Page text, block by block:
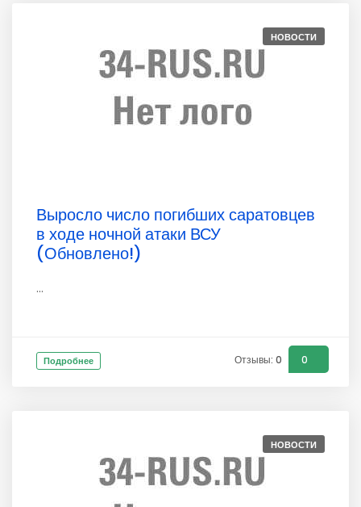
НОВОСТИ
Выросло число погибших саратовцев
в ходе ночной атаки ВСУ
(Обновлено!)
...
Подробнее Отзывы: 0 0
НОВОСТИ